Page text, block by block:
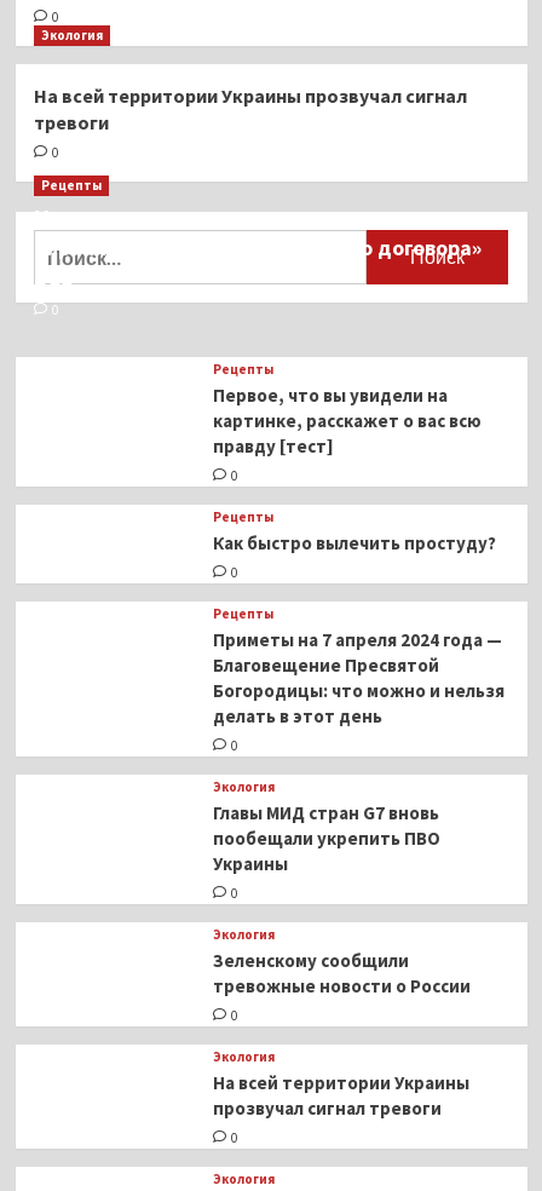
0
Экология
На всей территории Украины прозвучал сигнал
тревоги
0
Рецепты
Миллионы японцев восстают против
тиранического «Пандемического договора»
ВОЗ
0
Рецепты
Первое, что вы увидели на
картинке, расскажет о вас всю
правду [тест]
0
Рецепты
Как быстро вылечить простуду?
0
Рецепты
Приметы на 7 апреля 2024 года —
Благовещение Пресвятой
Богородицы: что можно и нельзя
делать в этот день
0
Экология
Главы МИД стран G7 вновь
пообещали укрепить ПВО
Украины
0
Экология
Зеленскому сообщили
тревожные новости о России
0
Экология
На всей территории Украины
прозвучал сигнал тревоги
0
Экология